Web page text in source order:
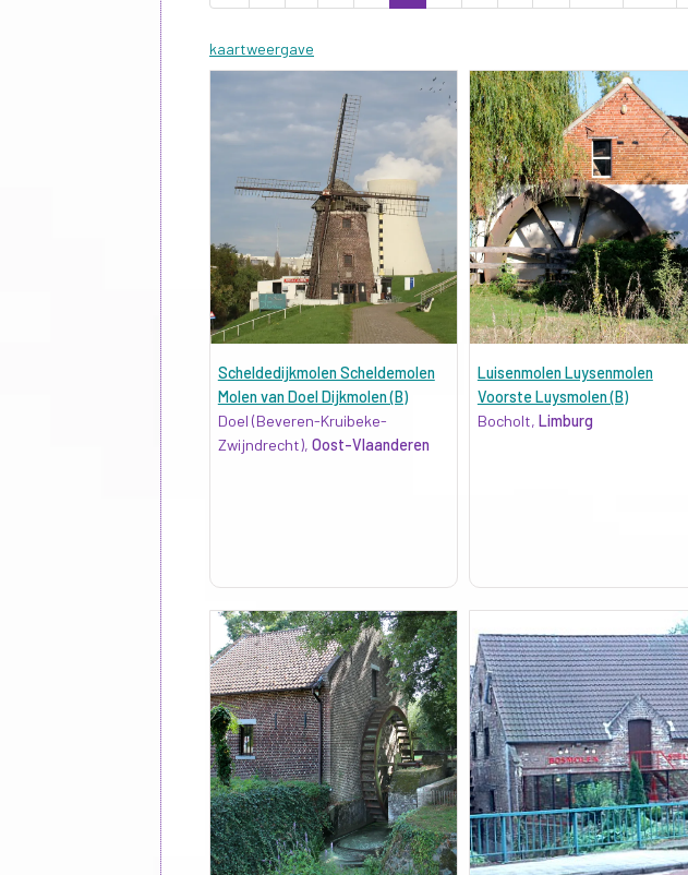
kaartweergave
Scheldedijkmolen Scheldemolen
Molen van Doel Dijkmolen (B)
Doel (Beveren-Kruibeke-
Zwijndrecht), Oost-Vlaanderen
Luisenmolen Luysenmolen
Voorste Luysmolen (B)
Bocholt, Limburg